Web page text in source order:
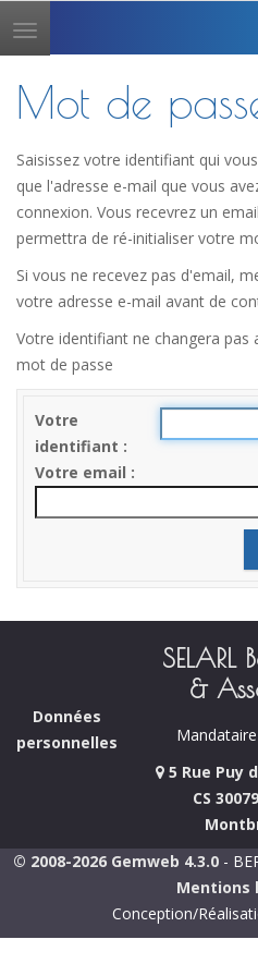
Toggle
navigation
Mot de
Saisissez votre identifiant qui
que l'adresse e-mail que vous
connexion. Vous recevrez un
permettra de ré-initialiser votre
Si vous ne recevez pas d'email,
votre adresse e-mail avant de
Votre identifiant ne changera
mot de passe
Votre
identifiant
Votre email
Données
personnelles
SELARL
&
5 Rue Puy
CS
© 2008-2026 Gemweb 4.3.0-
Mentions
Conception/